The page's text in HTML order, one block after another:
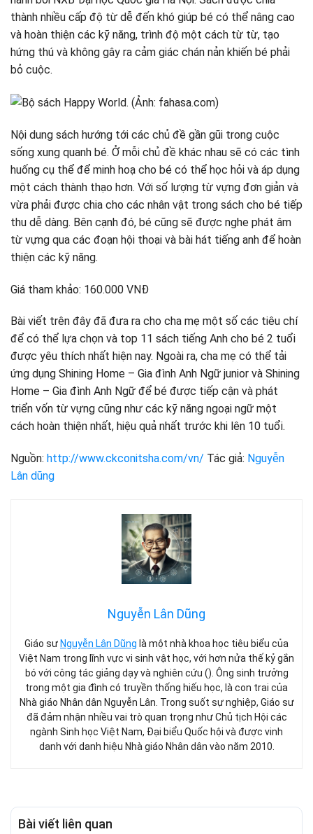
thành nhiều cấp độ từ dễ đến khó giúp bé có thể nâng cao
và hoàn thiện các kỹ năng, trình độ một cách từ từ, tạo
hứng thú và không gây ra cảm giác chán nản khiến bé phải
bỏ cuộc.
Nội dung sách hướng tới các chủ đề gần gũi trong cuộc
sống xung quanh bé. Ở mỗi chủ đề khác nhau sẽ có các tình
huống cụ thể để minh hoạ cho bé có thể học hỏi và áp dụng
một cách thành thạo hơn. Với số lượng từ vựng đơn giản và
vừa phải được chia cho các nhân vật trong sách cho bé tiếp
thu dễ dàng. Bên cạnh đó, bé cũng sẽ được nghe phát âm
từ vựng qua các đoạn hội thoại và bài hát tiếng anh để hoàn
thiện các kỹ năng.
Giá tham khảo: 160.000 VNĐ
Bài viết trên đây đã đưa ra cho cha mẹ một số các tiêu chí
để có thể lựa chọn và top 11 sách tiếng Anh cho bé 2 tuổi
được yêu thích nhất hiện nay. Ngoài ra, cha mẹ có thể tải
ứng dụng Shining Home – Gia đình Anh Ngữ junior và Shining
Home – Gia đình Anh Ngữ để bé được tiếp cận và phát
triển vốn từ vựng cũng như các kỹ năng ngoại ngữ một
cách hoàn thiện nhất, hiệu quả nhất trước khi lên 10 tuổi.
Nguồn: http://www.ckconitsha.com/vn/ Tác giả: Nguyễn
Lân dũng
Nguyễn Lân Dũng
Giáo sư Nguyễn Lân Dũng là một nhà khoa học tiêu biểu của
Việt Nam trong lĩnh vực vi sinh vật học, với hơn nửa thế kỷ gắn
bó với công tác giảng dạy và nghiên cứu (). Ông sinh trưởng
trong một gia đình có truyền thống hiếu học, là con trai của
Nhà giáo Nhân dân Nguyễn Lân. Trong suốt sự nghiệp, Giáo sư
đã đảm nhận nhiều vai trò quan trọng như Chủ tịch Hội các
ngành Sinh học Việt Nam, Đại biểu Quốc hội và được vinh
danh với danh hiệu Nhà giáo Nhân dân vào năm 2010.
Bài viết liên quan